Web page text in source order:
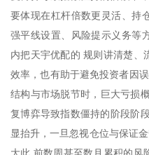
要体现在杠杆倍数更灵活、持
强平线设置、风险提示义务等
内把天宇优配的 规则讲清楚、
效率，也有助于避免投资者因
结构与市场脱节时，巨大亏损
复博弈导致指数僵持的阶段阶
显抬升，一旦忽视仓位与保证
大此 前数周甚至数月累积的风